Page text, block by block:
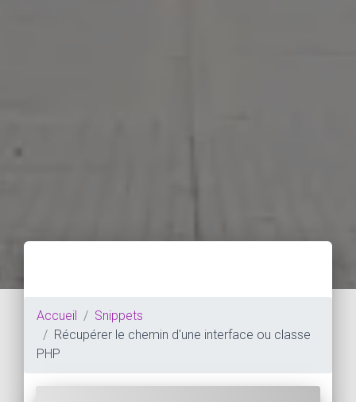
Accueil
Snippets
Récupérer le chemin d'une interface ou classe
PHP